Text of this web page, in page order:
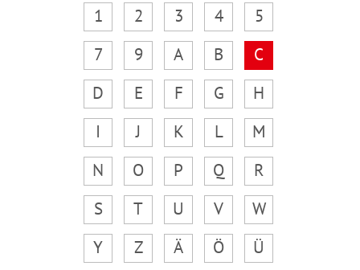
1 2 3 4
5
7
9 A B
C
D
E F G
H
I
J K L
M
N
O P Q
R
S
T U V
W
Y
Z Ä Ö
Ü